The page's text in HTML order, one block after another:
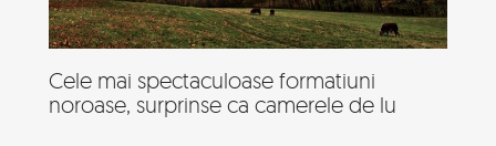
Cele mai spectaculoase formatiuni
noroase, surprinse ca camerele de lu